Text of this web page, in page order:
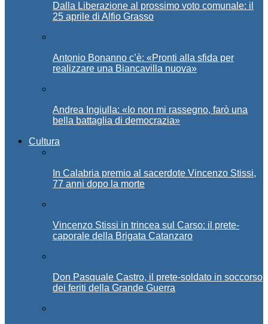
Dalla Liberazione al prossimo voto comunale: il
25 aprile di Alfio Grasso
Antonio Bonanno c’è: «Pronti alla sfida per
realizzare una Biancavilla nuova»
Andrea Ingiulla: «Io non mi rassegno, farò una
bella battaglia di democrazia»
Cultura
In Calabria premio al sacerdote Vincenzo Stissi,
77 anni dopo la morte
Vincenzo Stissi in trincea sul Carso: il prete-
caporale della Brigata Catanzaro
Don Pasquale Castro, il prete-soldato in soccorso
dei feriti della Grande Guerra